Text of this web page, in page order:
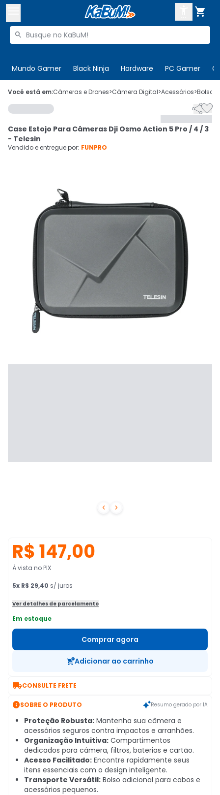

Buscar produtos

Mundo Gamer Black Ninja Hardware PC Gamer
 Olá. Acesse sua conta
 Departamentos
Cupons
CADASTRE-SE
Você está em:Câmeras e Drones>Câmera Digital>Acessórios>Bolsa
 

Case Estojo Para Câmeras Dji Osmo Action 5 Pro / 4 / 3
- Telesin
Vendido e entregue por: FUNPRO
R$ 147,00
À vista no PIX
5x R$ 29,40 s/ juros
Ver detalhes de parcelamento
Em estoque
Comprar agora
Adicionar ao carrinho
CONSULTE FRETE
SOBRE O PRODUTO Resumo gerado por IA
Proteção Robusta: Mantenha sua câmera e
acessórios seguros contra impactos e arranhões.
Organização Intuitiva: Compartimentos
dedicados para câmera, filtros, baterias e cartão.
Acesso Facilitado: Encontre rapidamente seus
itens essenciais com o design inteligente.
Transporte Versátil: Bolso adicional para cabos e
acessórios pequenos.